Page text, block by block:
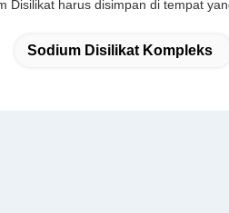
Disilikat harus disimpan di tempat
Sodium Disilikat Kompleks